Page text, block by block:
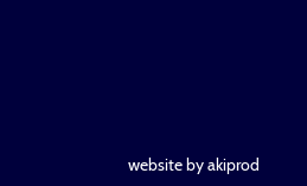
website by akiprod